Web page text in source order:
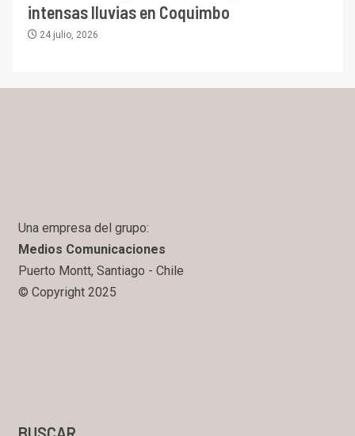
intensas lluvias en Coquimbo
24 julio, 2026
Una empresa del grupo:
Medios Comunicaciones
Puerto Montt, Santiago - Chile
© Copyright 2025